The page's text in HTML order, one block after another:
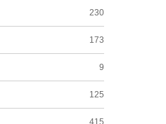
230
173
9
125
415